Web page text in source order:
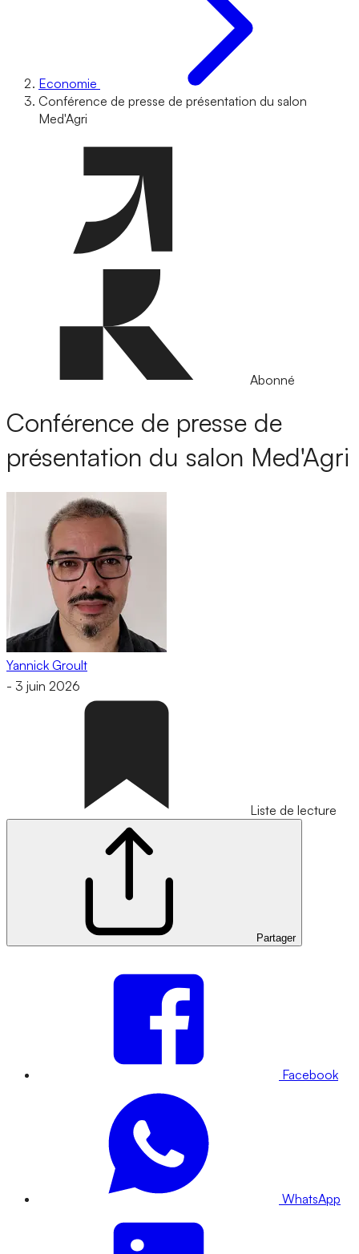
Economie
Conférence de presse de présentation du salon
Med'Agri
Abonné
Conférence de presse de
présentation du salon Med'Agri
Yannick Groult
- 3 juin 2026
Liste de lecture
Partager
Facebook
WhatsApp